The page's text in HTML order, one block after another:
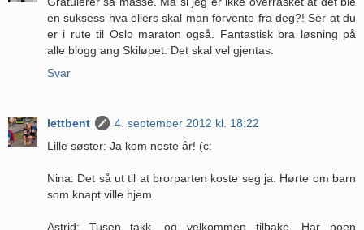
en suksess hva ellers skal man forvente fra deg?! Ser at du
er i rute til Oslo maraton også. Fantastisk bra løsning på
alle blogg ang Skiløpet. Det skal vel gjentas.
Svar
lettbent
4. september 2012 kl. 18:22
Lille søster: Ja kom neste år! (c:
Nina: Det så ut til at brorparten koste seg ja. Hørte om barn
som knapt ville hjem.
Astrid: Tusen takk, og velkommen tilbake. Har noen